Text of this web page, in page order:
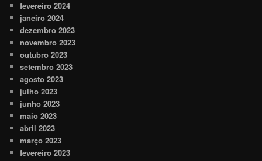
fevereiro 2024
janeiro 2024
dezembro 2023
novembro 2023
outubro 2023
setembro 2023
agosto 2023
julho 2023
junho 2023
maio 2023
abril 2023
março 2023
fevereiro 2023